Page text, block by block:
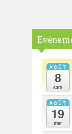
AOÛT
8
sam
AOÛT
19
mer